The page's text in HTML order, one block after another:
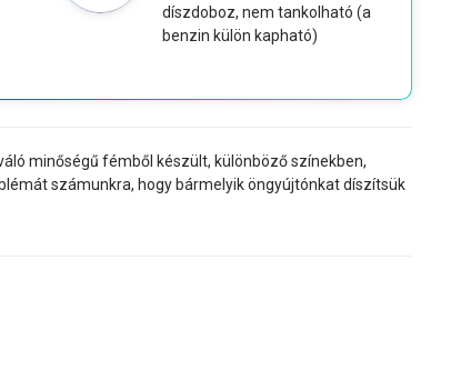
díszdoboz, nem tankolható (a
benzin külön kapható)
minőségű fémből készült, különböző színekben,
számunkra, hogy bármelyik öngyújtónkat díszítsük